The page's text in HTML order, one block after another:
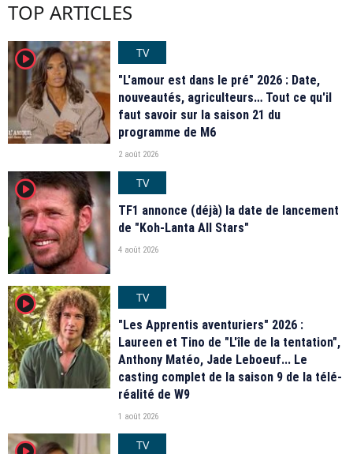
TOP ARTICLES
player2
TV
"L'amour est dans le pré" 2026 : Date,
nouveautés, agriculteurs… Tout ce qu'il
faut savoir sur la saison 21 du
programme de M6
2 août 2026
player2
TV
TF1 annonce (déjà) la date de lancement
de "Koh-Lanta All Stars"
4 août 2026
player2
TV
"Les Apprentis aventuriers" 2026 :
Laureen et Tino de "L'île de la tentation",
Anthony Matéo, Jade Leboeuf... Le
casting complet de la saison 9 de la télé-
réalité de W9
1 août 2026
TV